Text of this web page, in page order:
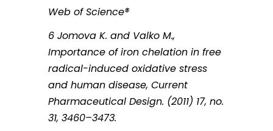
Web of Science®
6 Jomova K. and Valko M.,
Importance of iron chelation in free
radical-induced oxidative stress
and human disease, Current
Pharmaceutical Design. (2011) 17, no.
31, 3460–3473.